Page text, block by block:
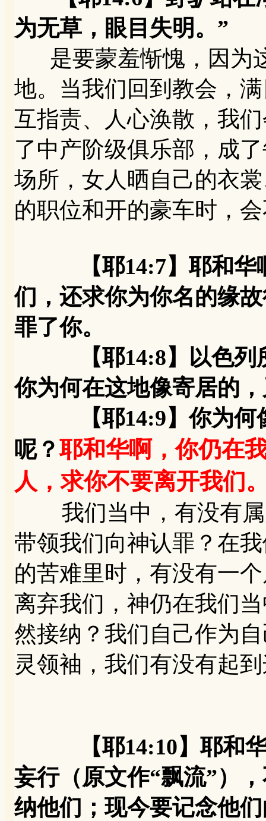
为无草，眼目失明。”
是要蒙羞惭愧，因为
地。当我们回到教会，
互指责、人心涣散，我
了中产阶级俱乐部，成
场所，女人晒自己的衣
的职位和开的豪车时，
【耶14:7】耶和
们，还求你为你名的缘
罪了你。
【耶14:8】以色列所
你为何在这地像寄居的
【耶14:9】你为何像
呢？耶和华啊，你仍在
人，求你不要离开我们
我们当中，有没有属
带领我们向神认罪？在
的苦难里时，有没有一
离弃我们，神仍在我们
然接纳？我们自己作为
灵领袖，我们有没有起
【耶14:10】耶和
妄行（原文作“飘流”）
纳他们；现今要记念他